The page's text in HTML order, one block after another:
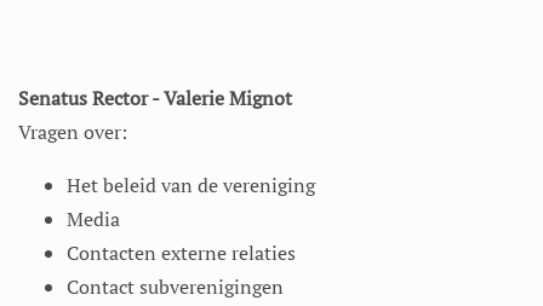
Senatus Rector - Valerie Mignot
Vragen over:
Het beleid van de vereniging
Media
Contacten externe relaties
Contact subverenigingen